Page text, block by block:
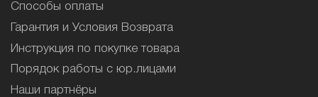
Способы оплаты
Гарантия и Условия Возврата
Инструкция по покупке товара
Порядок работы с юр.лицами
Наши партнёры